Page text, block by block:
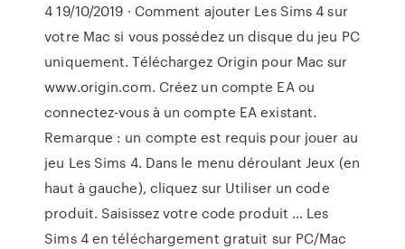
4 19/10/2019 · Comment ajouter Les Sims 4 sur
votre Mac si vous possédez un disque du jeu PC
uniquement. Téléchargez Origin pour Mac sur
www.origin.com. Créez un compte EA ou
connectez-vous à un compte EA existant.
Remarque : un compte est requis pour jouer au
jeu Les Sims 4. Dans le menu déroulant Jeux (en
haut à gauche), cliquez sur Utiliser un code
produit. Saisissez votre code produit … Les
Sims 4 en téléchargement gratuit sur PC/Mac